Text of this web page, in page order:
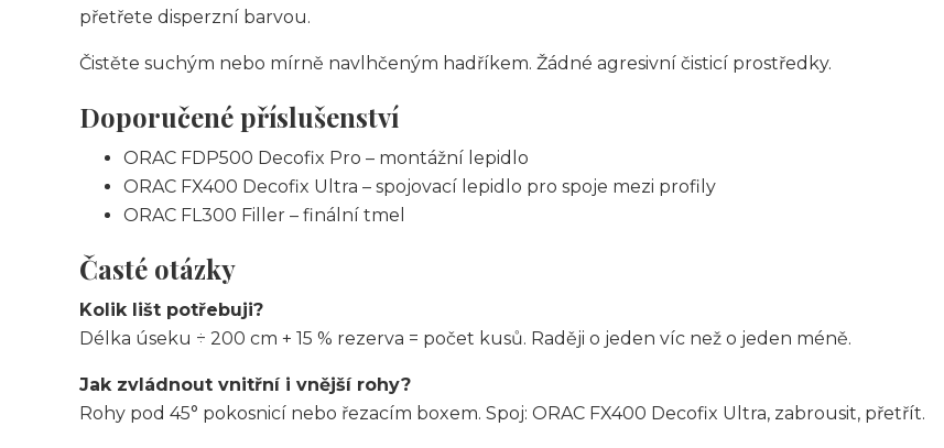
přetřete disperzní barvou.
Čistěte suchým nebo mírně navlhčeným hadříkem. Žádné agresivní čisticí prostředky.
Doporučené příslušenství
ORAC FDP500 Decofix Pro – montážní lepidlo
ORAC FX400 Decofix Ultra – spojovací lepidlo pro spoje mezi profily
ORAC FL300 Filler – finální tmel
Časté otázky
Kolik lišt potřebuji?
Délka úseku ÷ 200 cm + 15 % rezerva = počet kusů. Raději o jeden víc než o jeden méně.
Jak zvládnout vnitřní i vnější rohy?
Rohy pod 45° pokosnicí nebo řezacím boxem. Spoj: ORAC FX400 Decofix Ultra, zabrousit, přetřít.